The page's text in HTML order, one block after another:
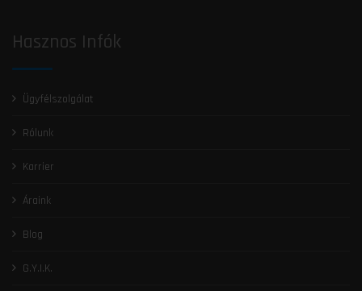
Hasznos Infók
Ügyfélszolgálat
Rólunk
Karrier
Áraink
Blog
G.Y.I.K.